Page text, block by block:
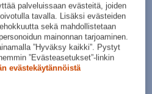
ostoskoriin
palveluissaan evästeitä, joiden
tavalla. Lisäksi evästeiden
sekä mahdollistetaan
mainonnan tarjoaminen.
”Hyväksy kaikki”. Pystyt
”Evästeasetukset”-linkin
evästekäytännöistä